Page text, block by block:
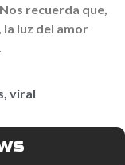
recuerda que,
luz del amor
, viral